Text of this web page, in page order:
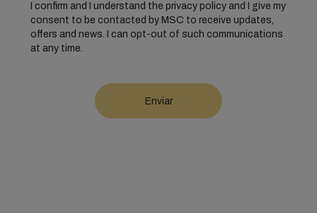
I confirm and I understand the privacy policy and I give my
consent to be contacted by MSC to receive updates,
offers and news. I can opt-out of such communications
at any time.